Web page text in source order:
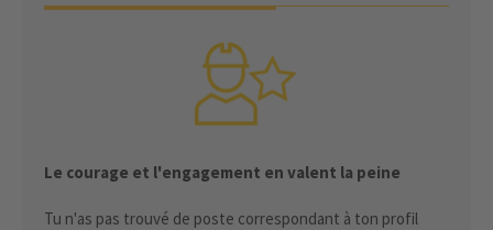
Le courage et l'engagement en valent la peine
Tu n'as pas trouvé de poste correspondant à ton profil